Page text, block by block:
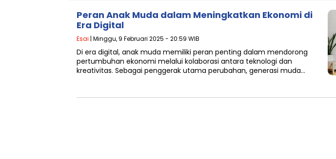
Peran Anak Muda dalam Meningkatkan Ekonomi di
Era Digital
Esai | Minggu, 9 Februari 2025 - 20:59 WIB
Di era digital, anak muda memiliki peran penting dalam mendorong
pertumbuhan ekonomi melalui kolaborasi antara teknologi dan
kreativitas. Sebagai penggerak utama perubahan, generasi muda…